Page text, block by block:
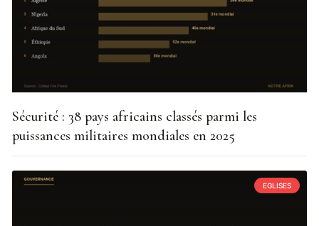
Sécurité : 38 pays africains classés parmi les
puissances militaires mondiales en 2025
EGLISES